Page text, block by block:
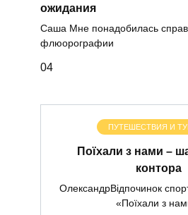
ожидания
Саша Мне понадобилась
флюорографии
04
ПУТЕШЕСТВИЯ И
Поїхали з нами –
контора
ОлександрВідпочинок
«Поїхали з